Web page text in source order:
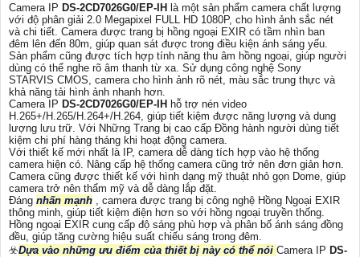
Camera IP DS-2CD7026G0/EP-IH là một sản phẩm camera chất lượng
với độ phân giải 2.0 Megapixel FULL HD 1080P, cho hình ảnh sắc nét
và chi tiết. Camera được trang bị hồng ngoại EXIR có tầm nhìn ban
đêm lên đến 80m, giúp quan sát được trong điều kiện ánh sáng yếu.
Sản phẩm cũng được tích hợp tính năng thu âm hồng ngoại, giúp người
dùng có thể nghe rõ âm thanh từ xa. Sử dụng công nghệ Sony
STARVIS CMOS, camera cho hình ảnh rõ nét, màu sắc trung thực và
khả năng tải hình ảnh nhanh hơn.
Camera IP DS-2CD7026G0/EP-IH hỗ trợ nén video
H.265+/H.265/H.264+/H.264, giúp tiết kiệm được năng lượng và dung
lượng lưu trữ. Với Những Trang bị cao cấp Đồng hành người dùng tiết
kiệm chi phí hàng tháng khi hoạt động camera.
Với thiết kế mới nhất là IP, camera dễ dàng tích hợp vào hệ thống
camera hiện có. Nâng cấp hệ thống camera cũng trở nên đơn giản hơn.
Camera cũng được thiết kế với hình dạng mỹ thuật nhỏ gọn Dome, giúp
camera trở nên thẩm mỹ và dễ dàng lắp đặt.
Đáng nhấn mạnh , camera được trang bị công nghệ Hồng Ngoại EXIR
thông minh, giúp tiết kiệm điện hơn so với hồng ngoại truyền thống.
Hồng ngoại EXIR cung cấp độ sáng phù hợp và phân bố ánh sáng đồng
đều, giúp tăng cường hiệu suất chiếu sáng trong đêm.
☣️Dựa vào những ưu điểm của thiết bị này có thể nói Camera IP DS-